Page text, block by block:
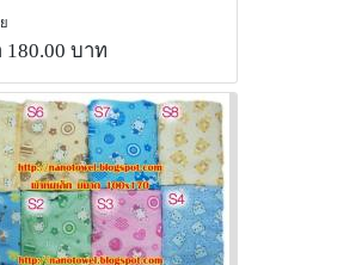
180.00 บาท